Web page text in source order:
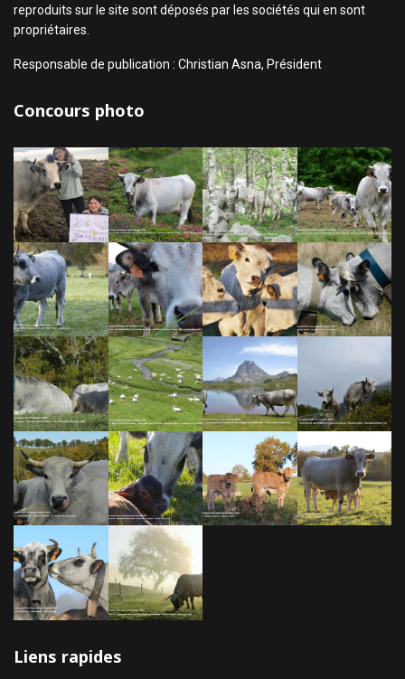
reproduits sur le site sont déposés par les sociétés qui en sont
propriétaires.
Responsable de publication : Christian Asna, Président
Concours photo
Liens rapides